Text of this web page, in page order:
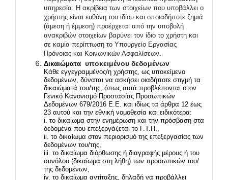
υπηρεσία. Η ακρίβεια των στοιχείων που υποβάλλει ο
χρήστης είναι ευθύνη του ιδίου και οποιαδήποτε ζημιά
(άμεση ή έμμεση) προέρχεται από την υποβολή
ανακριβών στοιχείων βαρύνει τον ίδιο το χρήστη και
σε καμία περίπτωση το Υπουργείο Εργασίας
Πρόνοιας και Κοινωνικών Ασφαλίσεων.
Δικαιώματα υποκειμένου δεδομένων
Κάθε εγγεγραμμένος/η χρήστης, ως υποκείμενο
δεδομένων, δύναται να ασκήσει οιαδήποτε στιγμή τα
δικαιώματά του/της, όπως αυτά προβλέπονται στον
Γενικό Κανονισμό Προστασίας Προσωπικών
Δεδομένων 679/2016 Ε.Ε. και ιδίως τα άρθρα 12 έως
23 αυτού και την εθνική νομοθεσία και ειδικότερα:
i. το δικαίωμα στην ενημέρωση και την πρόσβαση στα
δεδομένα που επεξεργάζεται το Γ.Τ.Π.,
ii. το δικαίωμα στον περιορισμό της επεξεργασίας των
δεδομένων του/της,
iii. το δικαίωμα διόρθωσης ή διαγραφής μέρους ή του
συνόλου (δικαίωμα στη λήθη) των προσωπικών του/
της δεδομένων,
iv. το δικαίωμα αντίταξης, δηλαδή να προβάλλει